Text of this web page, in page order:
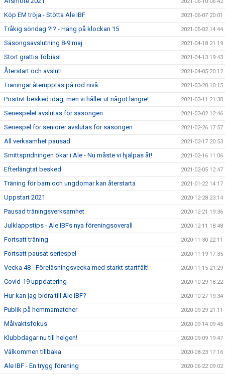
Köp EM tröja - Stötta Ale IBF 2021-06-07 20:01
Tråkig söndag ?!? - Häng på klockan 15 2021-05-02 14:44
Säsongsavslutning 8-9 maj 2021-04-18 21:19
Stort grattis Tobias! 2021-04-13 19:43
Återstart och avslut! 2021-04-05 20:12
Träningar återupptas på röd nivå 2021-03-20 10:15
Positivt besked idag, men vi håller ut något längre! 2021-03-11 21:30
Seriespelet avslutas för säsongen 2021-03-02 12:46
Seriespel för seniorer avslutas för säsongen 2021-02-26 17:57
All verksamhet pausad 2021-02-17 20:53
Smittspridningen ökar i Ale - Nu måste vi hjälpas åt! 2021-02-16 11:06
Efterlängtat besked 2021-02-05 12:47
Träning för barn och ungdomar kan återstarta 2021-01-22 14:17
Uppstart 2021 2020-12-28 23:14
Pausad träningsverksamhet 2020-12-21 19:36
Julklappstips - Ale IBFs nya föreningsoverall 2020-12-11 18:48
Fortsatt träning 2020-11-30 22:11
Fortsatt pausat seriespel 2020-11-19 17:35
Vecka 48 - Föreläsningsvecka med starkt startfält! 2020-11-15 21:29
Covid-19 uppdatering 2020-10-29 18:22
Hur kan jag bidra till Ale IBF? 2020-10-27 19:34
Publik på hemmamatcher 2020-09-29 21:11
Målvaktsfokus 2020-09-14 09:45
Klubbdagar nu till helgen! 2020-09-09 19:47
Välkommen tillbaka 2020-08-23 17:16
Ale IBF - En trygg förening 2020-06-22 09:02